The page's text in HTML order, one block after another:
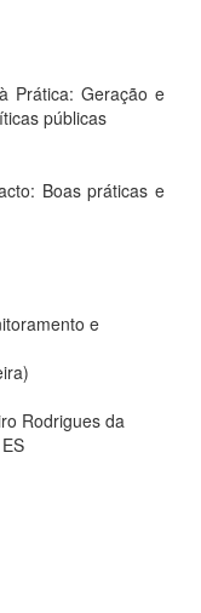
Prática: Geração e
públicas
Boas práticas e
e
Rodrigues da